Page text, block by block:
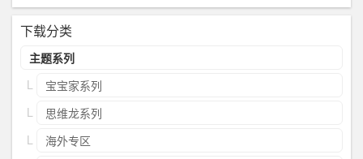
下载分类
主题系列
宝宝家系列
思维龙系列
海外专区